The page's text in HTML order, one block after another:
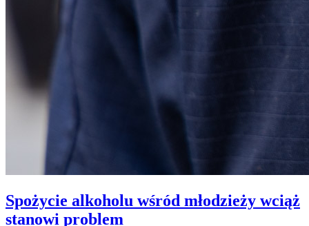
Spożycie alkoholu wśród młodzieży wciąż
stanowi problem